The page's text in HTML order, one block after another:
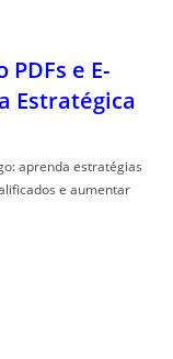
e E-
Estratégica
aprenda estratégias
e aumentar